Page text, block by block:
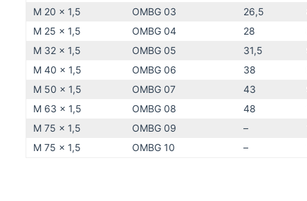
M 20 x 1,5
OMBG 03 26,5
M 25 x 1,5
OMBG 04 28
M 32 x 1,5
OMBG 05 31,5
M 40 x 1,5
OMBG 06 38
M 50 x 1,5
OMBG 07 43
M 63 x 1,5
OMBG 08 48
M 75 x 1,5
OMBG 09 –
M 75 x 1,5
OMBG 10 –